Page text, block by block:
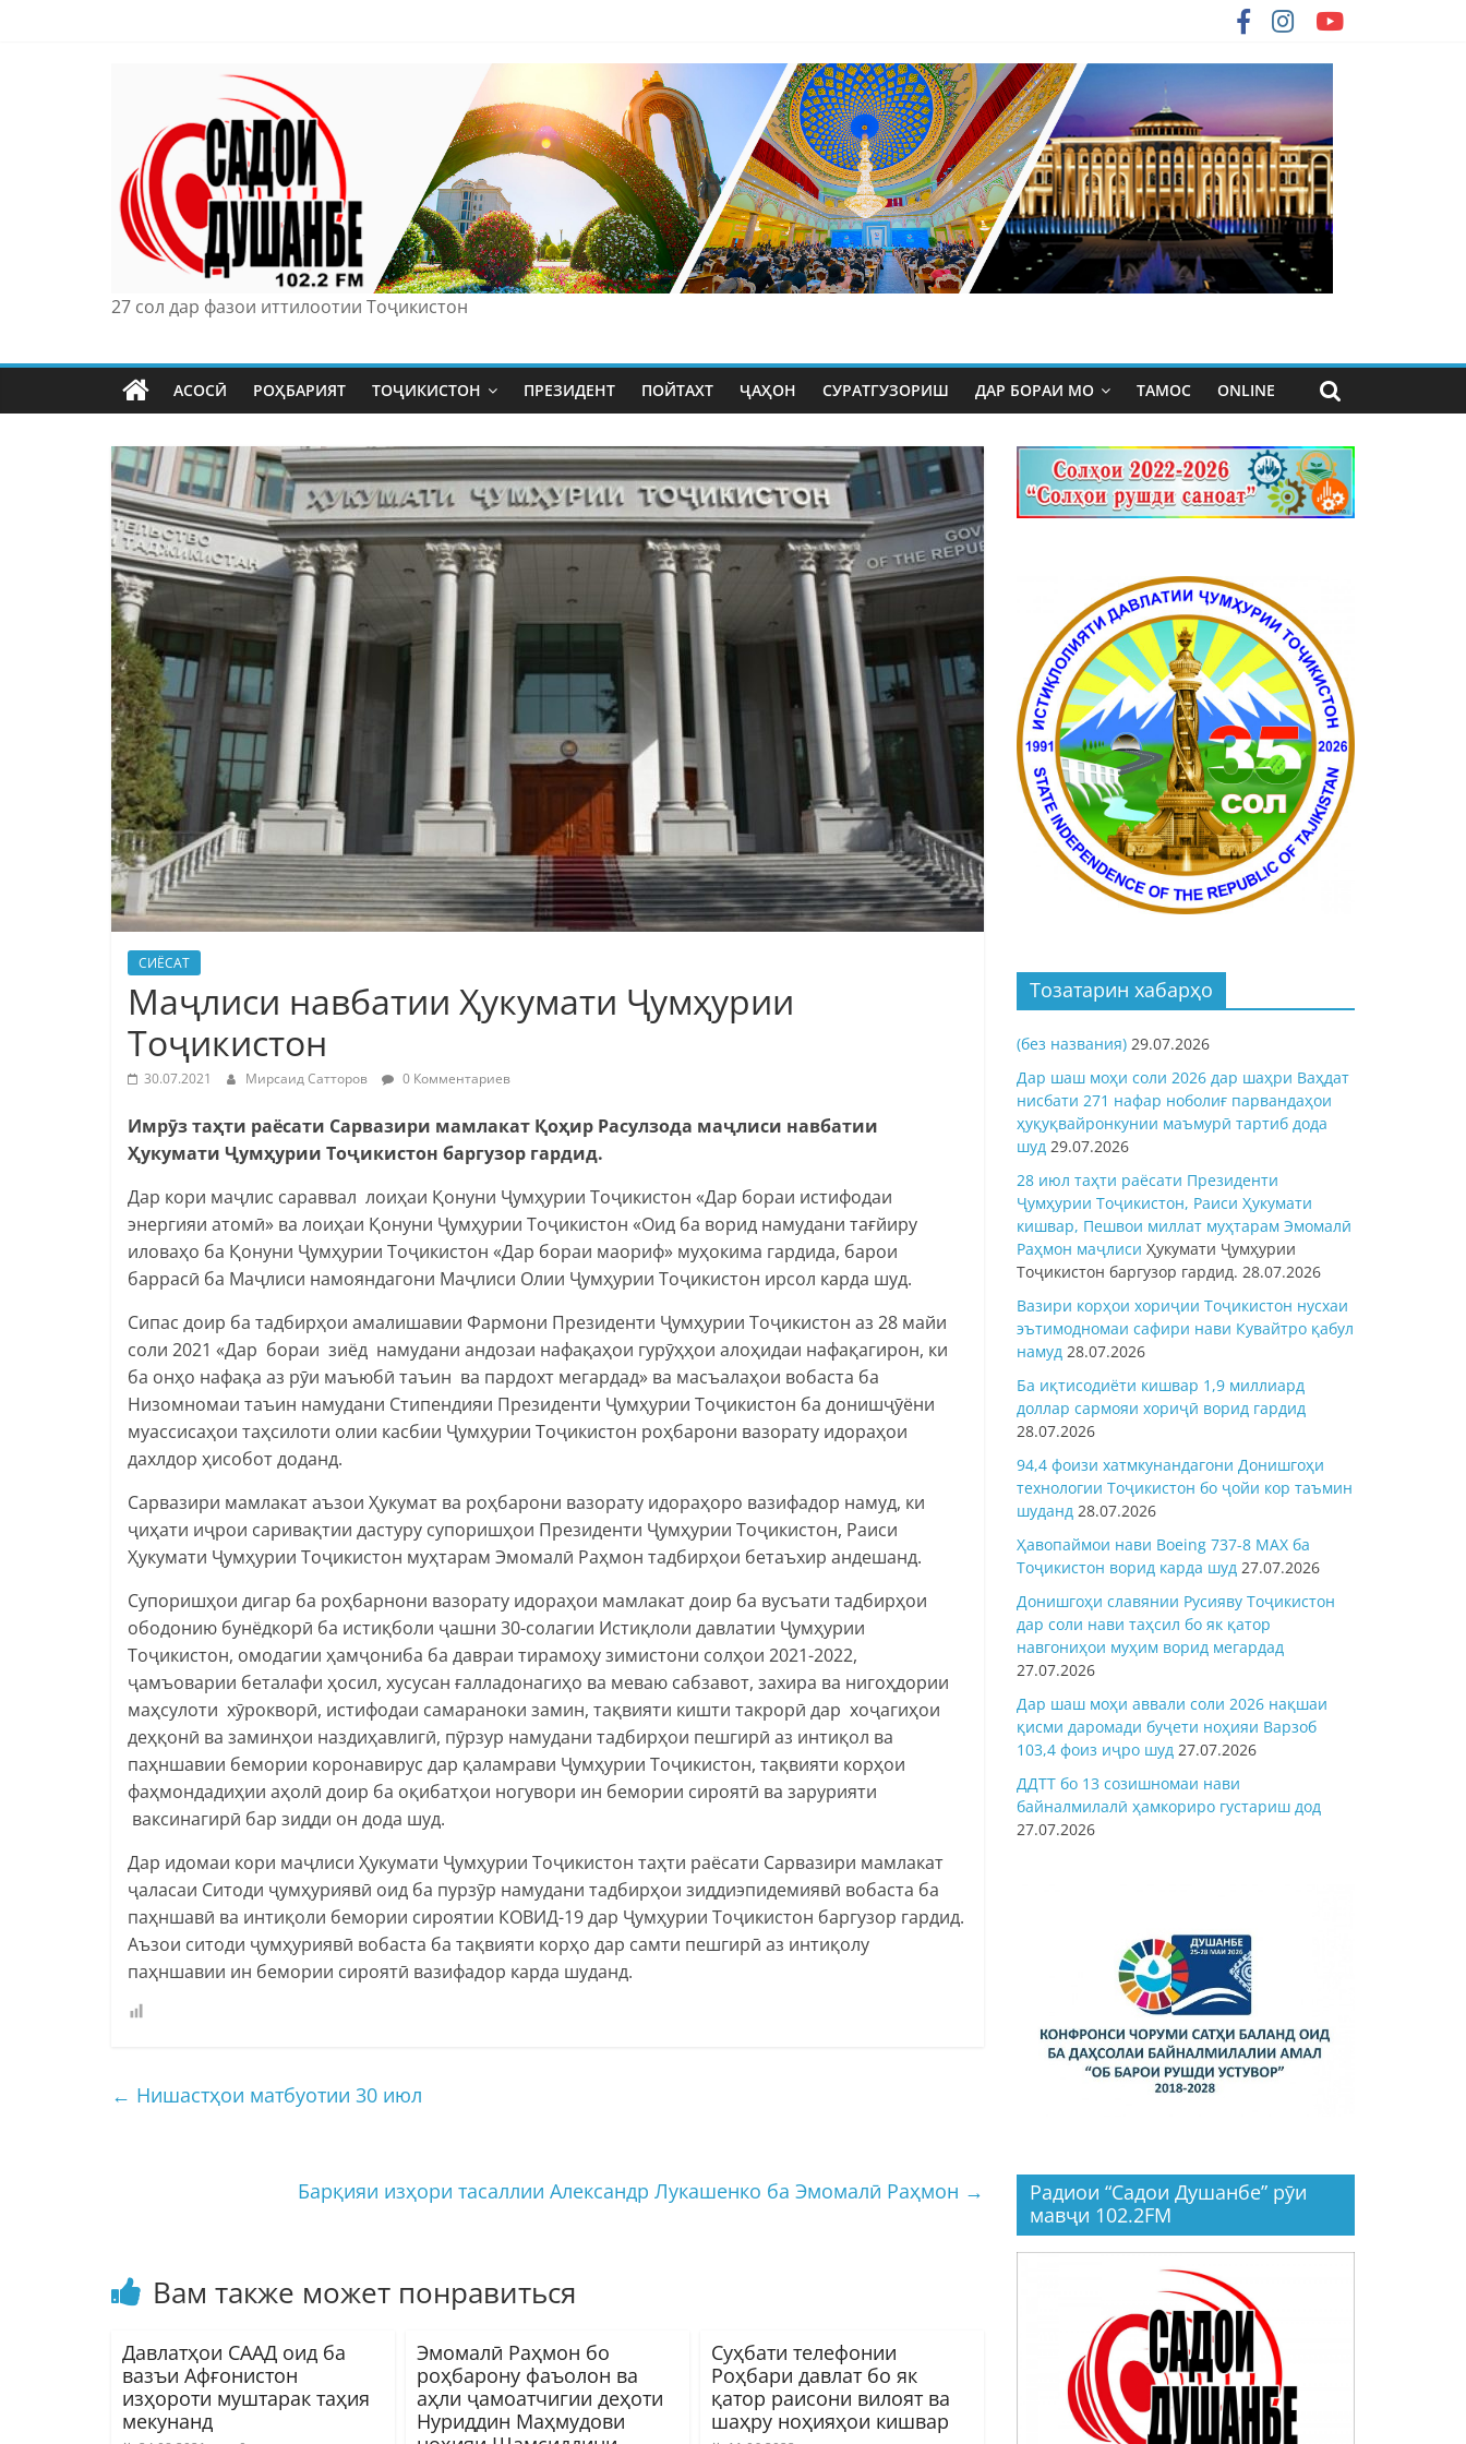
27 сол дар фазои иттилоотии Тоҷикистон
АСОСӢ РОҲБАРИЯТ ТОҶИКИСТОН ПРЕЗИДЕНТ ПОЙТАХТ ҶАҲОН СУРАТГУЗОРИШ ДАР БОРАИ МО ТАМОС ONLINE
СИЁСАТ
Маҷлиси навбатии Ҳукумати Ҷумҳурии
Тоҷикистон
30.07.2021 Мирсаид Сатторов 0 Комментариев
Имрӯз таҳти раёсати Сарвазири мамлакат Қоҳир Расулзода маҷлиси навбатии
Ҳукумати Ҷумҳурии Тоҷикистон баргузор гардид.
Дар кори маҷлис сараввал лоиҳаи Қонуни Ҷумҳурии Тоҷикистон «Дар бораи истифодаи
энергияи атомӣ» ва лоиҳаи Қонуни Ҷумҳурии Тоҷикистон «Оид ба ворид намудани тағйиру
иловаҳо ба Қонуни Ҷумҳурии Тоҷикистон «Дар бораи маориф» муҳокима гардида, барои
баррасӣ ба Маҷлиси намояндагони Маҷлиси Олии Ҷумҳурии Тоҷикистон ирсол карда шуд.
Сипас доир ба тадбирҳои амалишавии Фармони Президенти Ҷумҳурии Тоҷикистон аз 28 майи
соли 2021 «Дар бораи зиёд намудани андозаи нафақаҳои гурӯҳҳои алоҳидаи нафақагирон, ки
ба онҳо нафақа аз рӯи маъюбӣ таъин ва пардохт мегардад» ва масъалаҳои вобаста ба
Низомномаи таъин намудани Стипендияи Президенти Ҷумҳурии Тоҷикистон ба донишҷӯёни
муассисаҳои таҳсилоти олии касбии Ҷумҳурии Тоҷикистон роҳбарони вазорату идораҳои
дахлдор ҳисобот доданд.
Сарвазири мамлакат аъзои Ҳукумат ва роҳбарони вазорату идораҳоро вазифадор намуд, ки
ҷиҳати иҷрои саривақтии дастуру супоришҳои Президенти Ҷумҳурии Тоҷикистон, Раиси
Ҳукумати Ҷумҳурии Тоҷикистон муҳтарам Эмомалӣ Раҳмон тадбирҳои бетаъхир андешанд.
Супоришҳои дигар ба роҳбарнони вазорату идораҳои мамлакат доир ба вусъати тадбирҳои
ободонию бунёдкорӣ ба истиқболи ҷашни 30-солагии Истиқлоли давлатии Ҷумҳурии
Тоҷикистон, омодагии ҳамҷониба ба давраи тирамоҳу зимистони солҳои 2021-2022,
ҷамъоварии беталафи ҳосил, хусусан ғалладонагиҳо ва меваю сабзавот, захира ва нигоҳдории
маҳсулоти хӯрокворӣ, истифодаи самараноки замин, тақвияти кишти такрорӣ дар хоҷагиҳои
деҳқонӣ ва заминҳои наздиҳавлигӣ, пӯрзур намудани тадбирҳои пешгирӣ аз интиқол ва
паҳншавии бемории коронавирус дар қаламрави Ҷумҳурии Тоҷикистон, тақвияти корҳои
фаҳмондадиҳии аҳолӣ доир ба оқибатҳои ногувори ин бемории сироятӣ ва зарурияти
ваксинагирӣ бар зидди он дода шуд.
Дар идомаи кори маҷлиси Ҳукумати Ҷумҳурии Тоҷикистон таҳти раёсати Сарвазири мамлакат
ҷаласаи Ситоди ҷумҳуриявӣ оид ба пурзӯр намудани тадбирҳои зиддиэпидемиявӣ вобаста ба
паҳншавӣ ва интиқоли бемории сироятии КОВИД-19 дар Ҷумҳурии Тоҷикистон баргузор гардид.
Аъзои ситоди ҷумҳуриявӣ вобаста ба тақвияти корҳо дар самти пешгирӣ аз интиқолу
паҳншавии ин бемории сироятӣ вазифадор карда шуданд.
← Нишастҳои матбуотии 30 июл
Барқияи изҳори тасаллии Александр Лукашенко ба Эмомалӣ Раҳмон →
Вам также может понравиться
Давлатҳои СААД оид ба
вазъи Афғонистон
изҳороти муштарак таҳия
мекунанд
Эмомалӣ Раҳмон бо
роҳбарону фаъолон ва
аҳли ҷамоатчигии деҳоти
Нуриддин Маҳмудови
Суҳбати телефонии
Роҳбари давлат бо як
қатор раисони вилоят ва
шаҳру ноҳияҳои кишвар
Тозатарин хабарҳо
(без названия) 29.07.2026
Дар шаш моҳи соли 2026 дар шаҳри Ваҳдат
нисбати 271 нафар ноболиғ парвандаҳои
ҳуқуқвайронкунии маъмурӣ тартиб дода
шуд 29.07.2026
28 июл таҳти раёсати Президенти
Ҷумҳурии Тоҷикистон, Раиси Ҳукумати
кишвар, Пешвои миллат муҳтарам Эмомалӣ
Раҳмон маҷлиси Ҳукумати Ҷумҳурии
Тоҷикистон баргузор гардид. 28.07.2026
Вазири корҳои хориҷии Тоҷикистон нусхаи
эътимодномаи сафири нави Кувайтро қабул
намуд 28.07.2026
Ба иқтисодиёти кишвар 1,9 миллиард
доллар сармояи хориҷӣ ворид гардид
28.07.2026
94,4 фоизи хатмкунандагони Донишгоҳи
технологии Тоҷикистон бо ҷойи кор таъмин
шуданд 28.07.2026
Ҳавопаймои нави Boeing 737-8 MAX ба
Тоҷикистон ворид карда шуд 27.07.2026
Донишгоҳи славянии Русияву Тоҷикистон
дар соли нави таҳсил бо як қатор
навгониҳои муҳим ворид мегардад
27.07.2026
Дар шаш моҳи аввали соли 2026 нақшаи
қисми даромади буҷети ноҳияи Варзоб
103,4 фоиз иҷро шуд 27.07.2026
ДДТТ бо 13 созишномаи нави
байналмилалӣ ҳамкориро густариш дод
27.07.2026
Радиои “Садои Душанбе” рӯи
мавҷи 102.2FM